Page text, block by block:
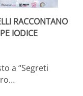
RACCONTANO
IODICE
a “Segreti